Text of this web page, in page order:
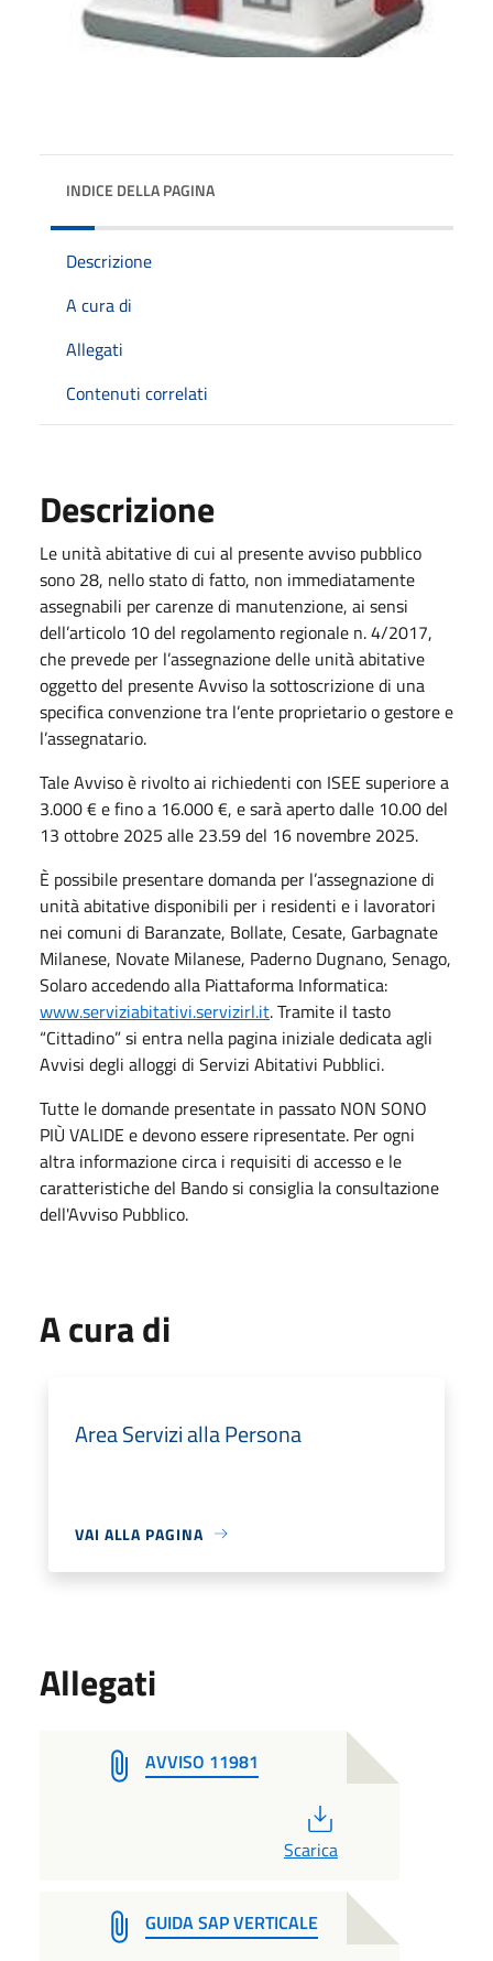
INDICE DELLA PAGINA
Descrizione
A cura di
Allegati
Contenuti correlati
Descrizione
Le unità abitative di cui al presente avviso pubblico
sono 28, nello stato di fatto, non immediatamente
assegnabili per carenze di manutenzione, ai sensi
dell’articolo 10 del regolamento regionale n. 4/2017,
che prevede per l’assegnazione delle unità abitative
oggetto del presente Avviso la sottoscrizione di una
specifica convenzione tra l’ente proprietario o gestore e
l’assegnatario.
Tale Avviso è rivolto ai richiedenti con ISEE superiore a
3.000 € e fino a 16.000 €, e sarà aperto dalle 10.00 del
13 ottobre 2025 alle 23.59 del 16 novembre 2025.
È possibile presentare domanda per l’assegnazione di
unità abitative disponibili per i residenti e i lavoratori
nei comuni di Baranzate, Bollate, Cesate, Garbagnate
Milanese, Novate Milanese, Paderno Dugnano, Senago,
Solaro accedendo alla Piattaforma Informatica:
www.serviziabitativi.servizirl.it. Tramite il tasto
“Cittadino” si entra nella pagina iniziale dedicata agli
Avvisi degli alloggi di Servizi Abitativi Pubblici.
Tutte le domande presentate in passato NON SONO
PIÙ VALIDE e devono essere ripresentate. Per ogni
altra informazione circa i requisiti di accesso e le
caratteristiche del Bando si consiglia la consultazione
dell'Avviso Pubblico.
A cura di
Area Servizi alla Persona
VAI ALLA PAGINA
Allegati
AVVISO 11981
Scarica
GUIDA SAP VERTICALE